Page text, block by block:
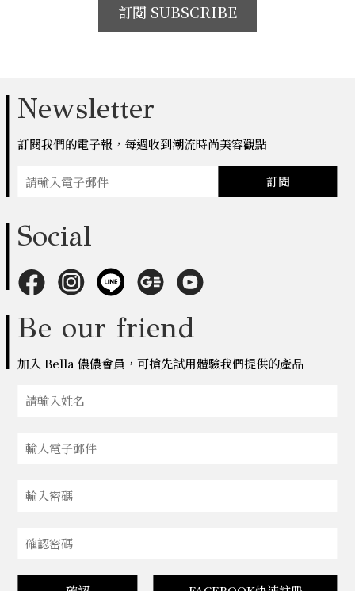
訂閱 SUBSCRIBE
Newsletter
訂閱我們的電子報，每週收到潮流時尚美容觀點
訂閱
Social
Be our friend
加入 Bella 儂儂會員，可搶先試用體驗我們提供的產品